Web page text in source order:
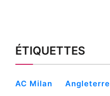
ÉTIQUETTES
AC Milan Angleterre